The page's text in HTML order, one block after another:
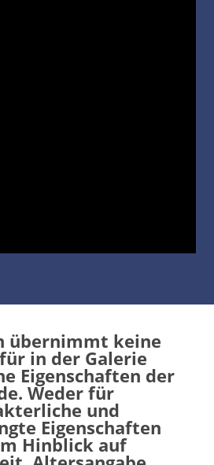
übernimmt keine
in der Galerie
Eigenschaften der
Weder für
und
Eigenschaften
Hinblick auf